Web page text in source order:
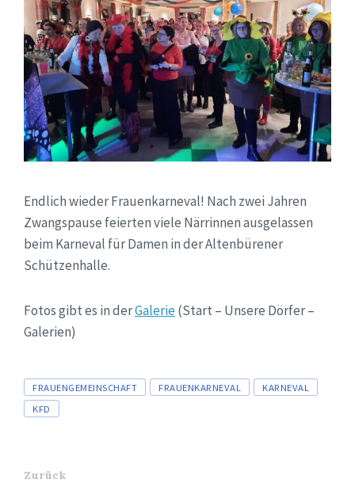
Endlich wieder Frauenkarneval! Nach zwei Jahren
Zwangspause feierten viele Närrinnen ausgelassen
beim Karneval für Damen in der Altenbürener
Schützenhalle.
Fotos gibt es in derGalerie(Start – Unsere Dörfer –
Galerien)
Tags
FRAUENGEMEINSCHAFT FRAUENKARNEVAL
KARNEVAL
KFD
Zurück